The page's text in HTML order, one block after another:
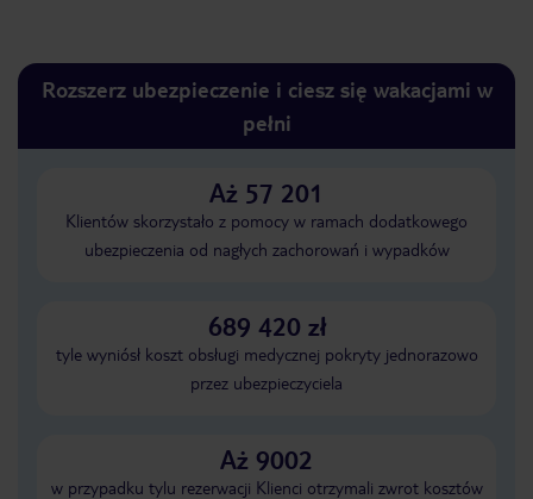
Rozszerz ubezpieczenie i ciesz się wakacjami w
pełni
Aż 57 201
Klientów skorzystało z pomocy w ramach dodatkowego
ubezpieczenia od nagłych zachorowań i wypadków
689 420 zł
tyle wyniósł koszt obsługi medycznej pokryty jednorazowo
przez ubezpieczyciela
Aż 9002
w przypadku tylu rezerwacji Klienci otrzymali zwrot kosztów